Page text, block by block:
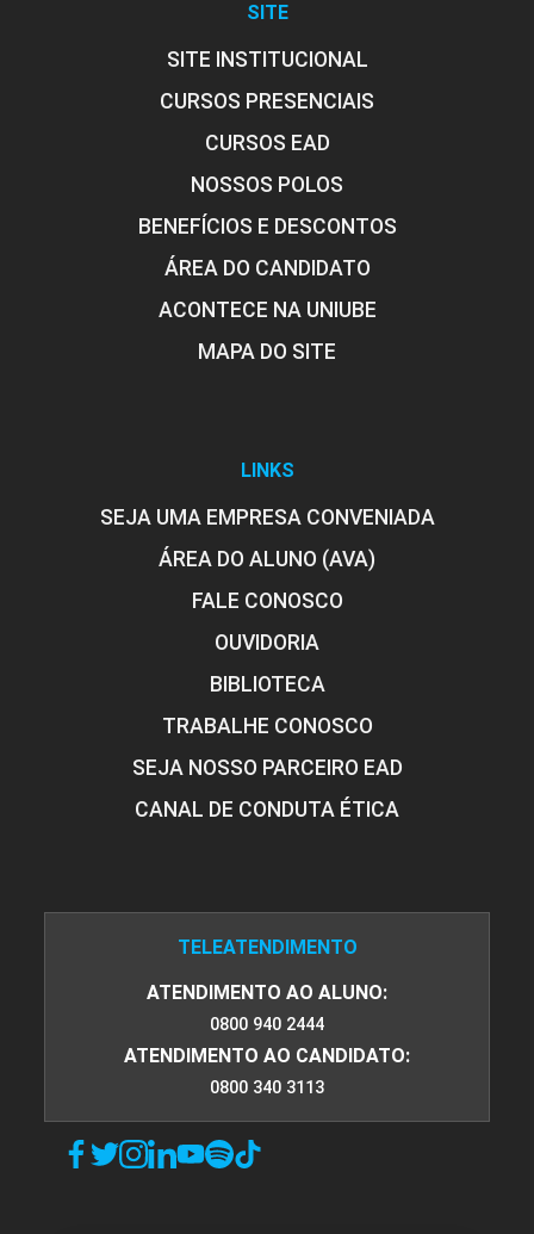
SITE
SITE INSTITUCIONAL
CURSOS PRESENCIAIS
CURSOS EAD
NOSSOS POLOS
BENEFÍCIOS E DESCONTOS
ÁREA DO CANDIDATO
ACONTECE NA UNIUBE
MAPA DO SITE
LINKS
SEJA UMA EMPRESA CONVENIADA
ÁREA DO ALUNO (AVA)
FALE CONOSCO
OUVIDORIA
BIBLIOTECA
TRABALHE CONOSCO
SEJA NOSSO PARCEIRO EAD
CANAL DE CONDUTA ÉTICA
TELEATENDIMENTO
ATENDIMENTO AO ALUNO:
0800 940 2444
ATENDIMENTO AO CANDIDATO:
0800 340 3113